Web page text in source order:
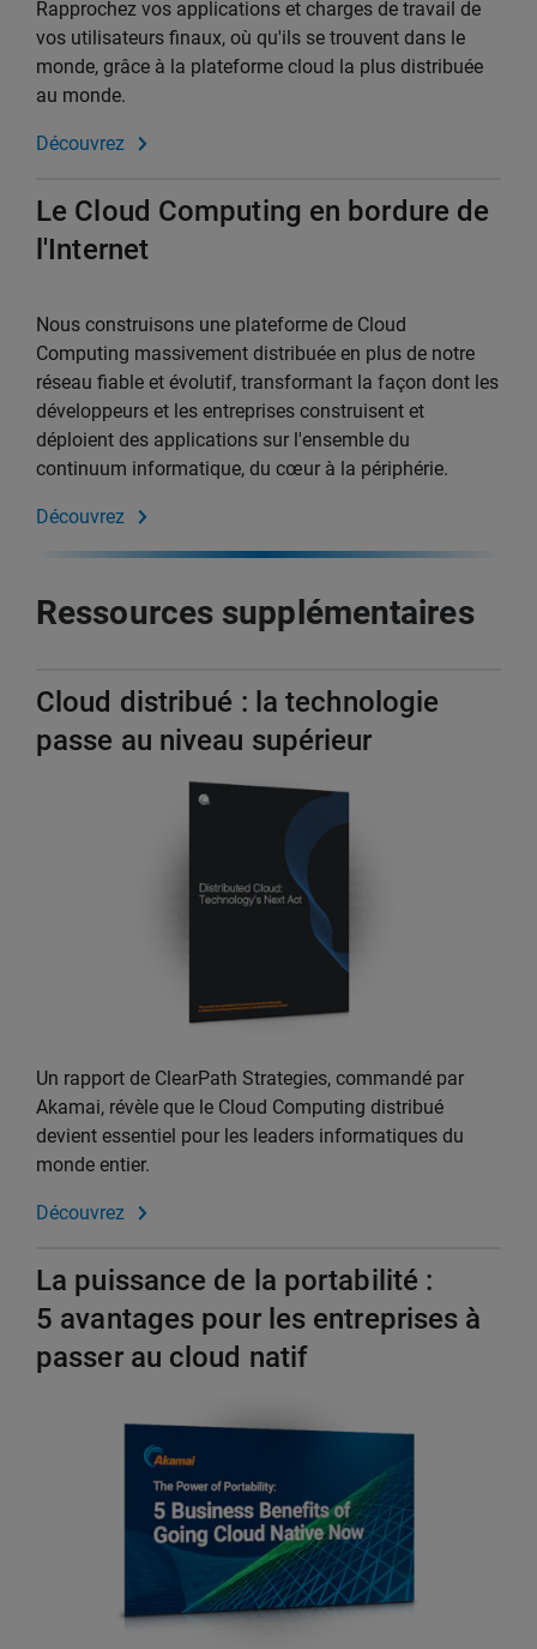
Rapprochez vos applications et charges de travail de
vos utilisateurs finaux, où qu'ils se trouvent dans le
monde, grâce à la plateforme cloud la plus distribuée
au monde.
Découvrez
Le Cloud Computing en bordure de
l'Internet
Nous construisons une plateforme de Cloud
Computing massivement distribuée en plus de notre
réseau fiable et évolutif, transformant la façon dont les
développeurs et les entreprises construisent et
déploient des applications sur l'ensemble du
continuum informatique, du cœur à la périphérie.
Découvrez
Ressources supplémentaires
Cloud distribué : la technologie
passe au niveau supérieur
Un rapport de ClearPath Strategies, commandé par
Akamai, révèle que le Cloud Computing distribué
devient essentiel pour les leaders informatiques du
monde entier.
Découvrez
La puissance de la portabilité :
5 avantages pour les entreprises à
passer au cloud natif